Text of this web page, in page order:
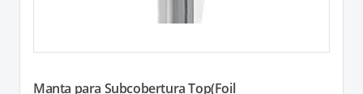
Manta para Subcobertura Top(Foil